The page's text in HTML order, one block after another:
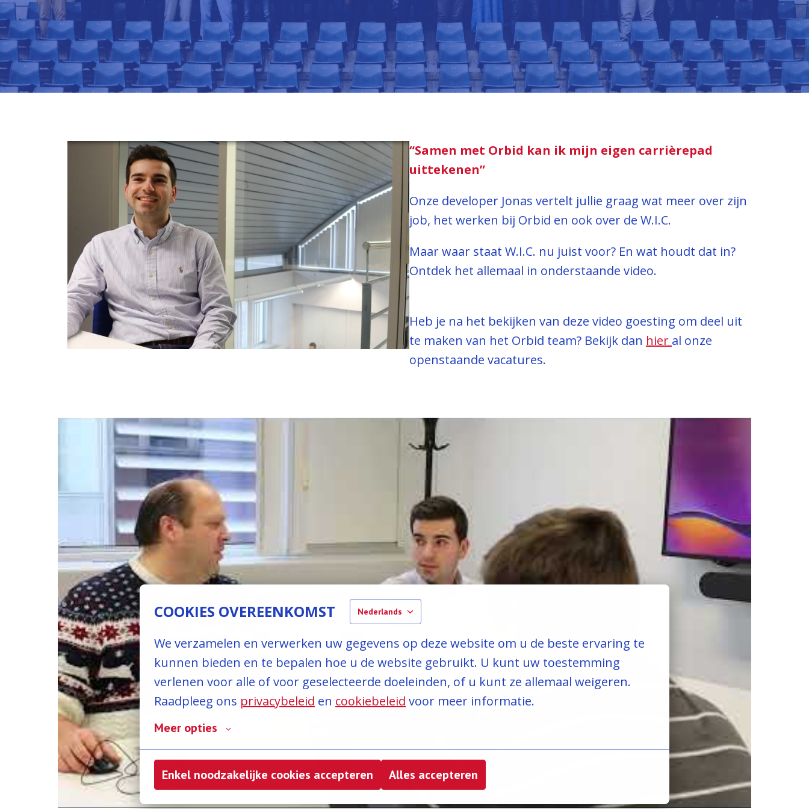
COOKIES OVEREENKOMST Nederlands
We verzamelen en verwerken uw gegevens op deze website om u de beste ervaring te
kunnen bieden en te bepalen hoe u de website gebruikt. U kunt uw toestemming
verlenen voor alle of voor geselecteerde doeleinden, of u kunt ze allemaal weigeren.
Raadpleeg ons privacybeleid en cookiebeleid voor meer informatie.
Meer opties
Enkel noodzakelijke cookies accepteren Alles accepteren
“Samen met Orbid kan ik mijn eigen carrièrepad
uittekenen”
Onze developer Jonas vertelt jullie graag wat meer over zijn
job, het werken bij Orbid en ook over de W.I.C.
Maar waar staat W.I.C. nu juist voor? En wat houdt dat in?
Ontdek het allemaal in onderstaande video.
Heb je na het bekijken van deze video goesting om deel uit
te maken van het Orbid team? Bekijk dan hier al onze
openstaande vacatures.